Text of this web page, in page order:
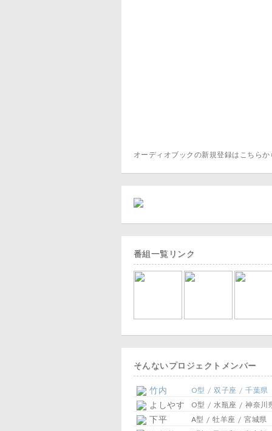
オーディオブックの新規登録はこちら
番組一覧リンク
そんないプロジェクトメンバー
竹内 O型 / 双子座 / 千葉県
よしやす O型 / 水瓶座 / 神奈川
下平 A型 / 牡羊座 / 宮城県